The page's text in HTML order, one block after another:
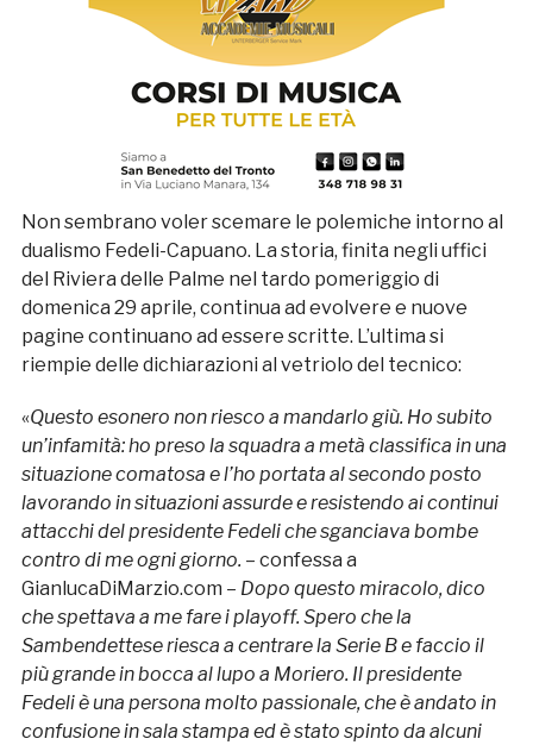
Non sembrano voler scemare le polemiche intorno al
dualismo Fedeli-Capuano. La storia, finita negli uffici
del Riviera delle Palme nel tardo pomeriggio di
domenica 29 aprile, continua ad evolvere e nuove
pagine continuano ad essere scritte. L’ultima si
riempie delle dichiarazioni al vetriolo del tecnico:
«Questo esonero non riesco a mandarlo giù. Ho subito
un’infamità: ho preso la squadra a metà classifica in una
situazione comatosa e l’ho portata al secondo posto
lavorando in situazioni assurde e resistendo ai continui
attacchi del presidente Fedeli che sganciava bombe
contro di me ogni giorno. – confessa a
GianlucaDiMarzio.com – Dopo questo miracolo, dico
che spettava a me fare i playoff. Spero che la
Sambendettese riesca a centrare la Serie B e faccio il
più grande in bocca al lupo a Moriero. Il presidente
Fedeli è una persona molto passionale, che è andato in
confusione in sala stampa ed è stato spinto da alcuni